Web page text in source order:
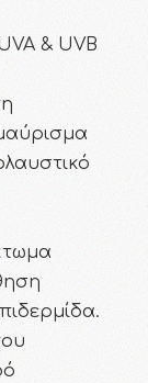
& UVB